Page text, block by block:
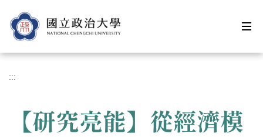
到
主
內
區
:::
【研究亮能】從經濟模